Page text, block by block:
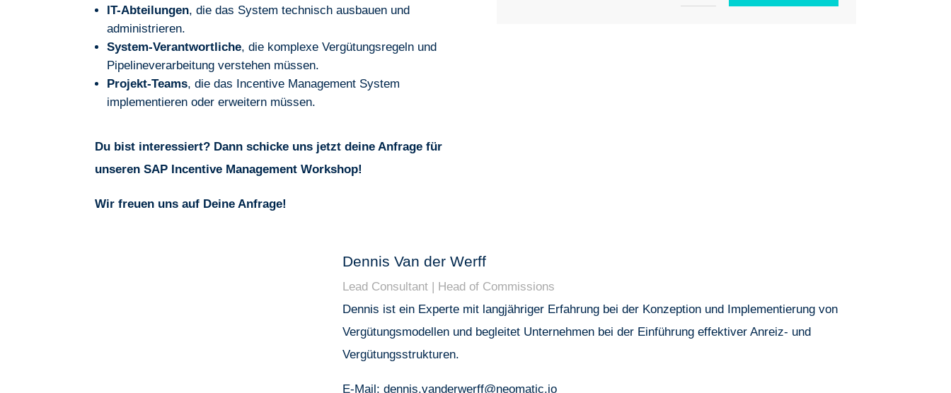
IT-Abteilungen, die das System technisch ausbauen und
administrieren.
System-Verantwortliche, die komplexe Vergütungsregeln und
Pipelineverarbeitung verstehen müssen.
Projekt-Teams, die das Incentive Management System
implementieren oder erweitern müssen.
Du bist interessiert? Dann schicke uns jetzt deine Anfrage für
unseren SAP Incentive Management Workshop!
Wir freuen uns auf Deine Anfrage!
Dennis Van der Werff
Lead Consultant | Head of Commissions
Dennis ist ein Experte mit langjähriger Erfahrung bei der Konzeption und Implementierung von
Vergütungsmodellen und begleitet Unternehmen bei der Einführung effektiver Anreiz- und
Vergütungsstrukturen.
E-Mail: dennis.vanderwerff@neomatic.io